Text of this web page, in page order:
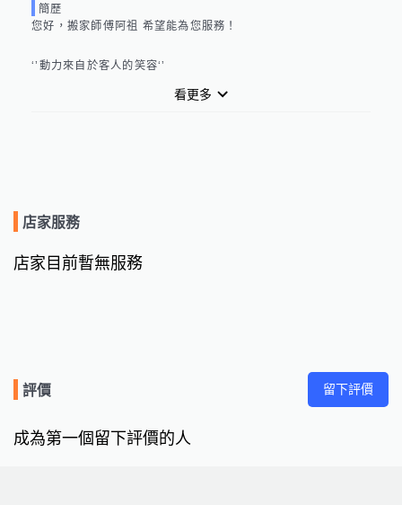
簡歷
您好，搬家師傅阿祖 希望能為您服務！
‘’動力來自於客人的笑容‘’
看更多
店家服務
店家目前暫無服務
評價 留下評價
成為第一個留下評價的人